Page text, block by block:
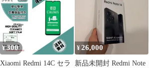
¥300
Xiaomi Redmi 14C セラ
¥26,000
新品未開封 Redmi Note